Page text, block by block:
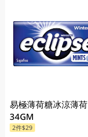
易極薄荷糖冰涼薄荷
34GM
2件$29